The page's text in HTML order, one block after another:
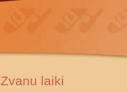
Zvanu laiki